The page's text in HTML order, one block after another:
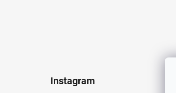
Instagram